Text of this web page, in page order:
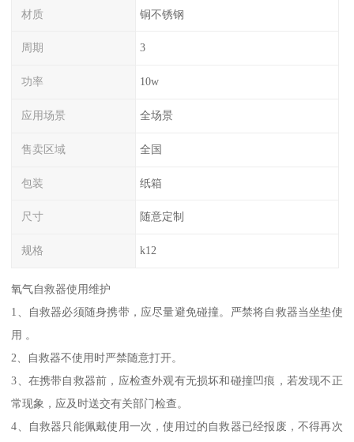
材质 铜不锈钢
周期 3
功率 10w
应用场景 全场景
售卖区域 全国
包装 纸箱
尺寸 随意定制
规格 k12
氧气自救器使用维护
1、自救器必须随身携带，应尽量避免碰撞。严禁将自救器当坐垫使
用 。
2、自救器不使用时严禁随意打开。
3、在携带自救器前，应检查外观有无损坏和碰撞凹痕，若发现不正
常现象，应及时送交有关部门检查。
4、自救器只能佩戴使用一次，使用过的自救器已经报废，不得再次